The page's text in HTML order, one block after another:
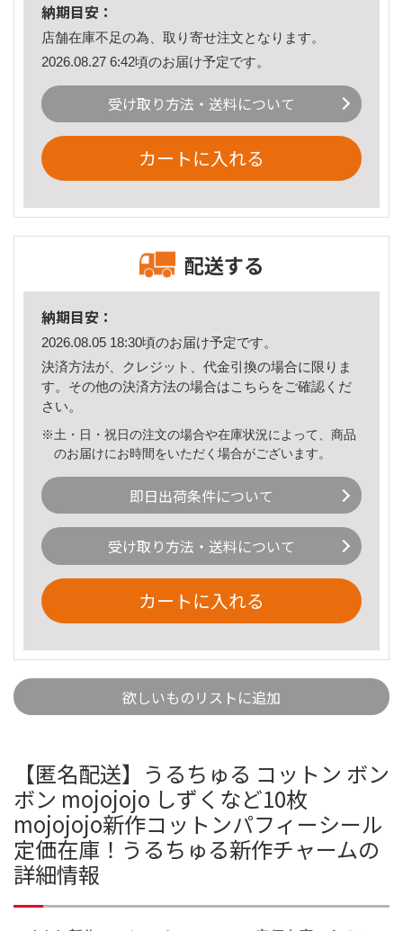
納期目安：
店舗在庫不足の為、取り寄せ注文となります。
2026.08.27 6:42頃のお届け予定です。
受け取り方法・送料について
カートに入れる
配送する
納期目安：
2026.08.05 18:30頃のお届け予定です。
決済方法が、クレジット、代金引換の場合に限りま
す。その他の決済方法の場合はこちら をご確認くだ
さい。
※土・日・祝日の注文の場合や在庫状況によって、商品
のお届けにお時間をいただく場合がございます。
即日出荷条件について
受け取り方法・送料について
カートに入れる
欲しいものリストに追加
【匿名配送】うるちゅる コットン ボン
ボン mojojojo しずくなど10枚
mojojojo新作コットンパフィーシール
定価在庫！うるちゅる新作チャームの
詳細情報